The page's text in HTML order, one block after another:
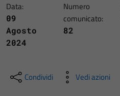
Data:
09
Agosto
2024
Numero
comunicato:
82
Condividi Vedi azioni